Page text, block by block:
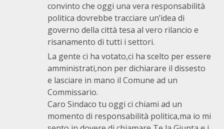
convinto che oggi una vera responsabilità
politica dovrebbe tracciare un’idea di
governo della città tesa al vero rilancio e
risanamento di tutti i settori.
La gente ci ha votato,ci ha scelto per essere
amministrati,non per dichiarare il dissesto
e lasciare in mano il Comune ad un
Commissario.
Caro Sindaco tu oggi ci chiami ad un
momento di responsabilità politica,ma io mi